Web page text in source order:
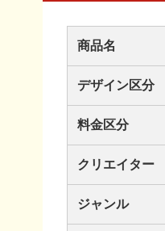
商品名
デザイン区分
料金区分
クリエイター
ジャンル